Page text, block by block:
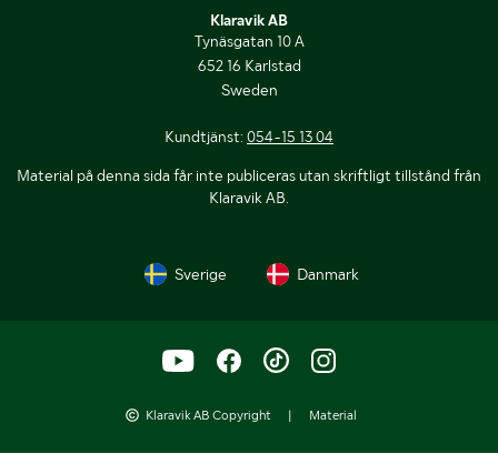
Klaravik AB
Tynäsgatan 10 A
652 16 Karlstad
Sweden
Kundtjänst: 054-15 13 04
Material på denna sida får inte publiceras utan skriftligt tillstånd från
Klaravik AB.
Sverige Danmark
Klaravik AB Copyright | Material